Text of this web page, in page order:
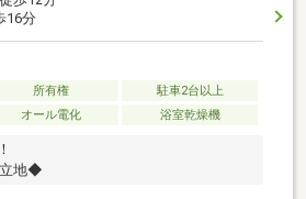
16分
所有権
駐車2台以上
オール電化 浴室乾燥機
地◆